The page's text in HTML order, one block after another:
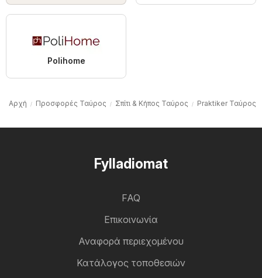
Polihome
Αρχή Προσφορές Ταύρος Σπίτι & Κήπος Ταύρος Praktiker Ταύρος
Fylladiomat
FAQ
Επικοινωνία
Αναφορά περιεχομένου
Κατάλογος τοποθεσιών